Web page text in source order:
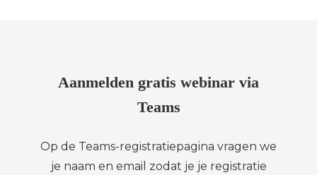
Aanmelden gratis webinar via
Teams
Op de Teams-registratiepagina vragen we
je naam en email zodat je je registratie